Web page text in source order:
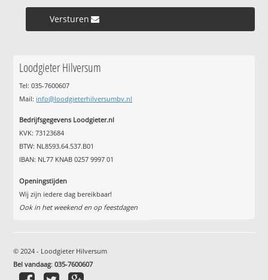
Versturen »
Loodgieter Hilversum
Tel: 035-7600607
Mail: info@loodgieterhilversumbv.nl
Bedrijfsgegevens Loodgieter.nl
KVK: 73123684
BTW: NL8593.64.537.B01
IBAN: NL77 KNAB 0257 9997 01
Openingstijden
Wij zijn iedere dag bereikbaar!
Ook in het weekend en op feestdagen
© 2024 - Loodgieter Hilversum
Bel vandaag:035-7600607